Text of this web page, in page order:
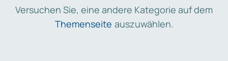
Versuchen Sie, eine andere Kategorie auf dem
Themenseite auszuwählen.